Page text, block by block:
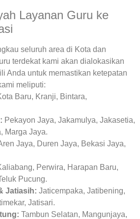
Layanan Guru ke
seluruh area di Kota dan
terdekat kami akan dialokasikan
Anda untuk memastikan ketepatan
meliputi:
Baru, Kranji, Bintara,
Pekayon Jaya, Jakamulya, Jakasetia,
Marga Jaya.
Jaya, Duren Jaya, Bekasi Jaya,
Perwira, Harapan Baru,
Pucung.
Jatiasih: Jaticempaka, Jatibening,
Jatisari.
Tambun Selatan, Mangunjaya,